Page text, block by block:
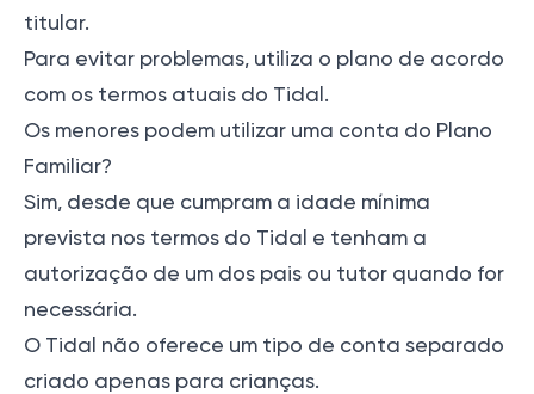
titular.
Para evitar problemas, utiliza o plano de acordo
com os termos atuais do Tidal.
Os menores podem utilizar uma conta do Plano
Familiar?
Sim, desde que cumpram a idade mínima
prevista nos termos do Tidal e tenham a
autorização de um dos pais ou tutor quando for
necessária.
O Tidal não oferece um tipo de conta separado
criado apenas para crianças.